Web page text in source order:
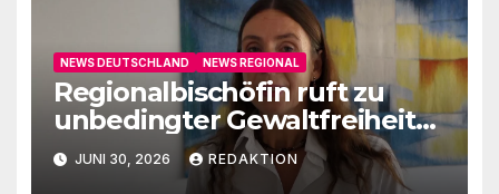
NEWS DEUTSCHLAND NEWS REGIONAL
Regionalbischöfin ruft zu
unbedingter Gewaltfreiheit
aufJUNI 30, 2026 REDAKTION